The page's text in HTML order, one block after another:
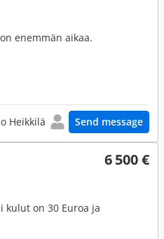
enemmän aikaa.
Heikkilä Send message
6 500 €
kulut on 30 Euroa ja